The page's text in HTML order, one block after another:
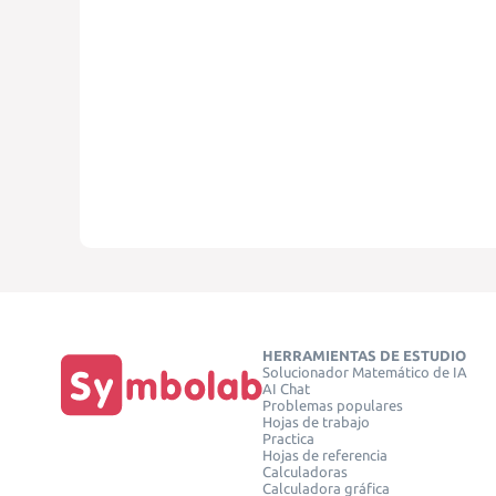
HERRAMIENTAS DE ESTUDIO
Solucionador Matemático de IA
AI Chat
Problemas populares
Hojas de trabajo
Practica
Hojas de referencia
Calculadoras
Calculadora gráfica